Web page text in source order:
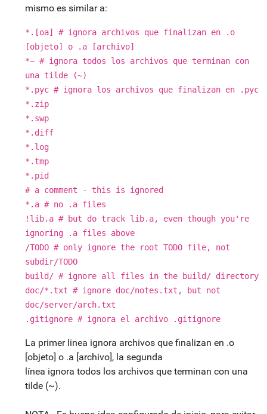
mismo es similar a:
*.[oa] # ignora archivos que finalizan en .o
[objeto] o .a [archivo]
*~ # ignora todos los archivos que terminan con
una tilde (~)
*.pyc # ignora los archivos que finalizan en .pyc
*.zip
*.swp
*.diff
*.log
*.tmp
*.pid
# a comment - this is ignored
*.a # no .a files
!lib.a # but do track lib.a, even though you're
ignoring .a files above
/TODO # only ignore the root TODO file, not
subdir/TODO
build/ # ignore all files in the build/ directory
doc/*.txt # ignore doc/notes.txt, but not
doc/server/arch.txt
.gitignore # ignora el archivo .gitignore
La primer linea ignora archivos que finalizan en .o
[objeto] o .a [archivo], la segunda
línea ignora todos los archivos que terminan con una
tilde (~).